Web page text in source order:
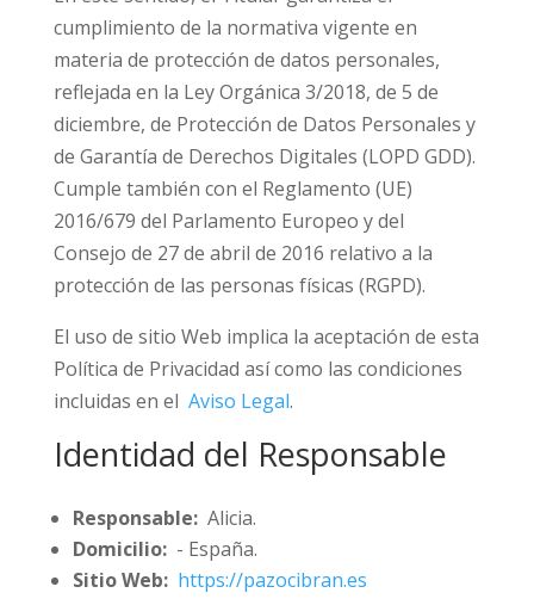
cumplimiento de la normativa vigente en
materia de protección de datos personales,
reflejada en la Ley Orgánica 3/2018, de 5 de
diciembre, de Protección de Datos Personales y
de Garantía de Derechos Digitales (LOPD GDD).
Cumple también con el Reglamento (UE)
2016/679 del Parlamento Europeo y del
Consejo de 27 de abril de 2016 relativo a la
protección de las personas físicas (RGPD).
El uso de sitio Web implica la aceptación de esta
Política de Privacidad así como las condiciones
incluidas en el Aviso Legal.
Identidad del Responsable
Responsable:Alicia.
Domicilio:- España.
Sitio Web: https://pazocibran.es